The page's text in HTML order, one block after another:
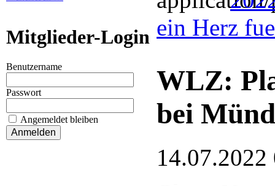
Mitglieder-Login
Benutzername
Passwort
Angemeldet bleiben
ein Herz
WLZ:
bei
14.07.2022